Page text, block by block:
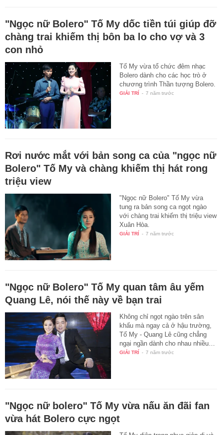
"Ngọc nữ Bolero" Tố My dốc tiền túi giúp đỡ
chàng trai khiếm thị bôn ba lo cho vợ và 3
con nhỏ
Tố My vừa tổ chức đêm nhạc
Bolero dành cho các học trò ở
chương trình Thần tượng Bolero.
GIẢI TRÍ - 7 năm trước
Rơi nước mắt với bản song ca của "ngọc nữ
Bolero" Tố My và chàng khiếm thị hát rong
triệu view
"Ngọc nữ Bolero" Tố My vừa
tung ra bản song ca ngọt ngào
với chàng trai khiếm thị triệu view
Xuân Hòa.
GIẢI TRÍ - 7 năm trước
"Ngọc nữ Bolero" Tố My quan tâm âu yếm
Quang Lê, nói thế này về bạn trai
Không chỉ ngọt ngào trên sân
khấu mà ngay cả ở hậu trường,
Tố My - Quang Lê cũng chẳng
ngại ngần dành cho nhau nhiều…
GIẢI TRÍ - 7 năm trước
"Ngọc nữ bolero" Tố My vừa nấu ăn đãi fan
vừa hát Bolero cực ngọt